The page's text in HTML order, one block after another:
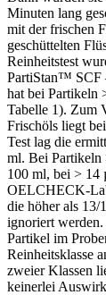
Minuten lang
mit der frischen
geschüttelten
Reinheitstest
PartiStan™ SCF
hat bei Partikeln
Tabelle 1). Zum
Frischöls liegt
Test lag die
ml. Bei Partikeln
100 ml, bei > 14
OELCHECK-
die höher als 13/
ignoriert
Partikel im
Reinheitsklasse
zweier Klassen
keinerlei